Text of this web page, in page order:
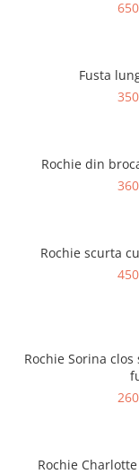
Fusta
Rochie din
Rochie scurta
Rochie Sorina
Rochie